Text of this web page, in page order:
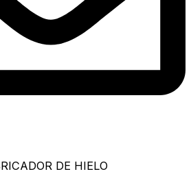
DE HIELO